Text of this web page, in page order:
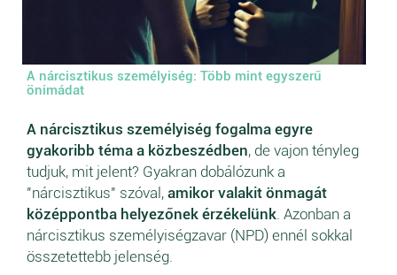
A nárcisztikus személyiség: Több mint egyszerű
önimádat
A nárcisztikus személyiség fogalma egyre
gyakoribb téma a közbeszédben, de vajon tényleg
tudjuk, mit jelent? Gyakran dobálózunk a
"nárcisztikus" szóval, amikor valakit önmagát
középpontba helyezőnek érzékelünk . Azonban a
nárcisztikus személyiségzavar (NPD) ennél sokkal
összetettebb jelenség.